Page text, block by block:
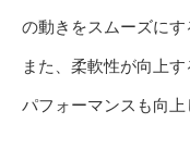
の動きをスムーズにす
また、柔軟性が向上
パフォーマンスも向上